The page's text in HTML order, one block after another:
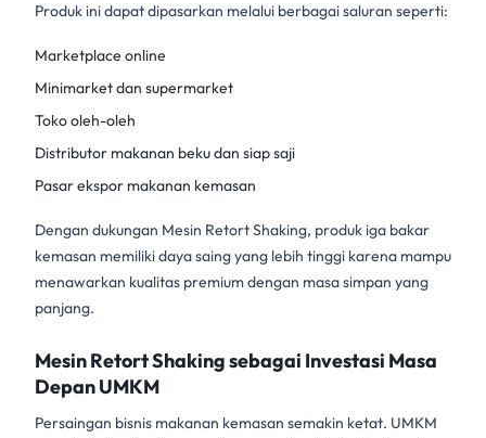
Produk ini dapat dipasarkan melalui berbagai saluran seperti:
Marketplace online
Minimarket dan supermarket
Toko oleh-oleh
Distributor makanan beku dan siap saji
Pasar ekspor makanan kemasan
Dengan dukungan Mesin Retort Shaking, produk iga bakar
kemasan memiliki daya saing yang lebih tinggi karena mampu
menawarkan kualitas premium dengan masa simpan yang
panjang.
Mesin Retort Shaking sebagai Investasi Masa
Depan UMKM
Persaingan bisnis makanan kemasan semakin ketat. UMKM